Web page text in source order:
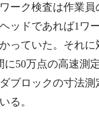
ーク検査は作業員
ッドであれば1ワ
っていた。それに
に50万点の高速測
ブロックの寸法測
る。